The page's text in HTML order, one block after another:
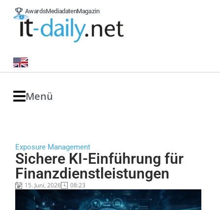
AwardsMediadatenMagazin
Menü
Exposure Management
Sichere KI-Einführung für
Finanzdienstleistungen
15. Juni, 2026 08:23